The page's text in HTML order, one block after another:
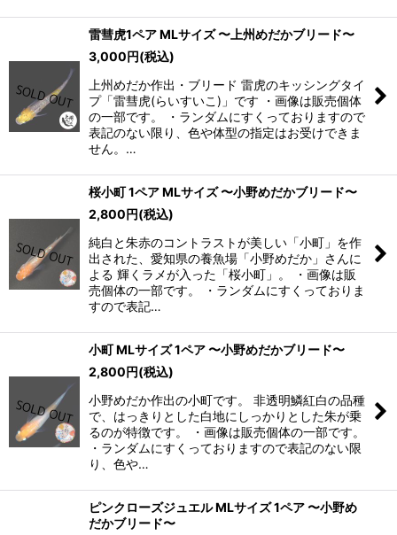
雷彗虎1ペア MLサイズ 〜上州めだかブリード〜
3,000円(税込)
上州めだか作出・ブリード 雷虎のキッシングタイ
プ「雷彗虎(らいすいこ)」です ・画像は販売個体
の一部です。 ・ランダムにすくっておりますので
表記のない限り、色や体型の指定はお受けできま
せん。…
桜小町 1ペア MLサイズ 〜小野めだかブリード〜
2,800円(税込)
純白と朱赤のコントラストが美しい「小町」を作
出された、愛知県の養魚場「小野めだか」さんに
よる 輝くラメが入った「桜小町」。 ・画像は販
売個体の一部です。 ・ランダムにすくっておりま
すので表記…
小町 MLサイズ 1ペア 〜小野めだかブリード〜
2,800円(税込)
小野めだか作出の小町です。 非透明鱗紅白の品種
で、はっきりとした白地にしっかりとした朱が乗
るのが特徴です。 ・画像は販売個体の一部です。
・ランダムにすくっておりますので表記のない限
り、色や…
ピンクローズジュエル MLサイズ 1ペア 〜小野め
だかブリード〜